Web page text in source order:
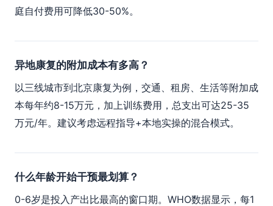
庭自付费用可降低30-50%。
异地康复的附加成本有多高？
以三线城市到北京康复为例，交通、租房、生活等附加成
本每年约8-15万元，加上训练费用，总支出可达25-35
万元/年。建议考虑远程指导+本地实操的混合模式。
什么年龄开始干预最划算？
0-6岁是投入产出比最高的窗口期。WHO数据显示，每1